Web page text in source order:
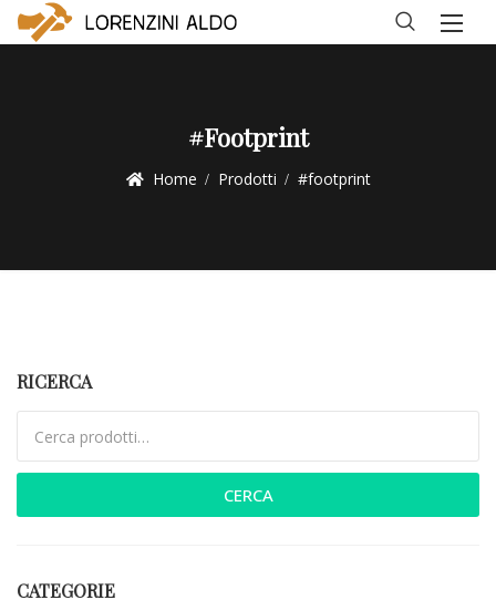
#footprint
Home Prodotti #footprint
RICERCA
CERCA
CATEGORIE